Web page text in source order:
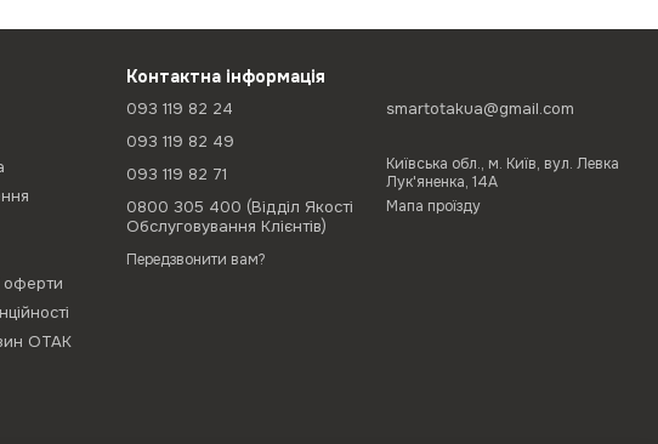
оферти
ОТАК
Контактна інформація
093 119 82 24
093 119 82 49
093 119 82 71
0800 305 400 (Відділ Якості
Обслуговування Клієнтів)
Передзвонити вам?
smartotakua@gmail.com
Київська обл., м. Київ, вул. Левка
Лук'яненка, 14А
Мапа проїзду